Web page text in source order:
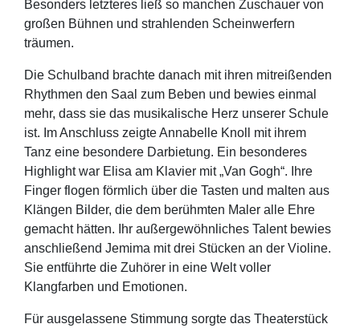
Besonders letzteres ließ so manchen Zuschauer von
großen Bühnen und strahlenden Scheinwerfern
träumen.
Die Schulband brachte danach mit ihren mitreißenden
Rhythmen den Saal zum Beben und bewies einmal
mehr, dass sie das musikalische Herz unserer Schule
ist. Im Anschluss zeigte Annabelle Knoll mit ihrem
Tanz eine besondere Darbietung. Ein besonderes
Highlight war Elisa am Klavier mit „Van Gogh“. Ihre
Finger flogen förmlich über die Tasten und malten aus
Klängen Bilder, die dem berühmten Maler alle Ehre
gemacht hätten. Ihr außergewöhnliches Talent bewies
anschließend Jemima mit drei Stücken an der Violine.
Sie entführte die Zuhörer in eine Welt voller
Klangfarben und Emotionen.
Für ausgelassene Stimmung sorgte das Theaterstück